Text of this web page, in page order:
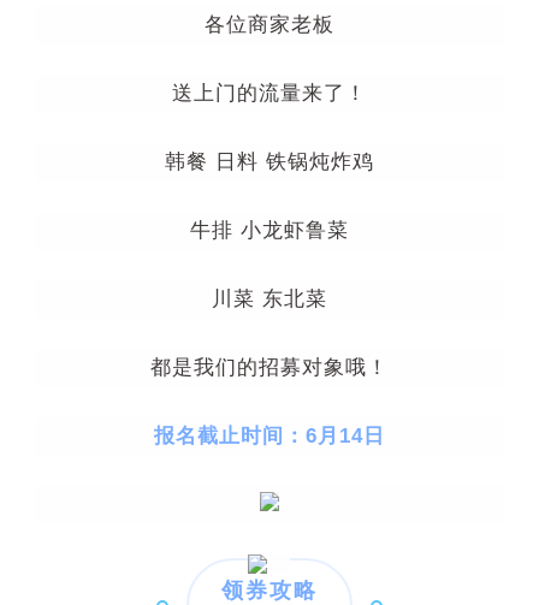
各位商家老板
送上门的流量来了！
韩餐 日料 铁锅炖炸鸡
牛排 小龙虾鲁菜
川菜 东北菜
都是我们的招募对象哦！
报名截止时间：6月14日
领券攻略